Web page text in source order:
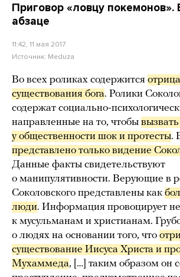
Приговор «ловцу покемонов».
абзаце
11:42, 11 мая 2017
Источник: Meduza
Во всех роликах содержится
существования бога. Ролики
содержат социально-
направленные на то, чтобы вызвать
у общественности шок и протесты.
представлено только видение
Данные факты свидетельствуют
о манипулятивности. Верующие в
Соколовского представлены как
люди. Информация провоцирует
к мусульманам и христианам.
о людях на основании того, что
существование Иисуса Христа и
Мухаммеда, […] таким образом он